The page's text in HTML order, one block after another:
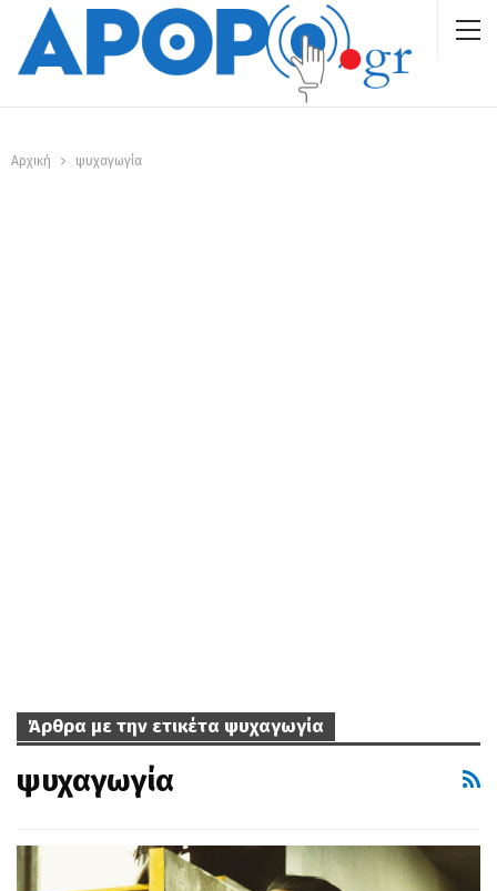
Αρχική ψυχαγωγία
Άρθρα με την ετικέτα ψυχαγωγία
ψυχαγωγία